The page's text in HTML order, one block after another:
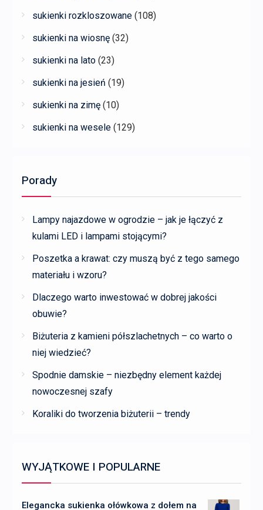
sukienki rozkloszowane (108)
sukienki na wiosnę (32)
sukienki na lato (23)
sukienki na jesień (19)
sukienki na zimę (10)
sukienki na wesele (129)
Porady
Lampy najazdowe w ogrodzie – jak je łączyć z
kulami LED i lampami stojącymi?
Poszetka a krawat: czy muszą być z tego samego
materiału i wzoru?
Dlaczego warto inwestować w dobrej jakości
obuwie?
Biżuteria z kamieni półszlachetnych – co warto o
niej wiedzieć?
Spodnie damskie – niezbędny element każdej
nowoczesnej szafy
Koraliki do tworzenia biżuterii – trendy
WYJĄTKOWE I POPULARNE
Elegancka sukienka ołówkowa z dołem na